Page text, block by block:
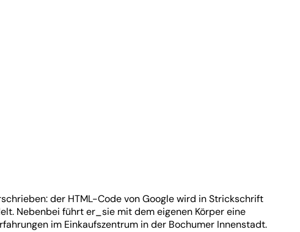
der HTML-Code von Google wird in Strickschrift
Nebenbei führt er_sie mit dem eigenen Körper eine
im Einkaufszentrum in der Bochumer Innenstadt.